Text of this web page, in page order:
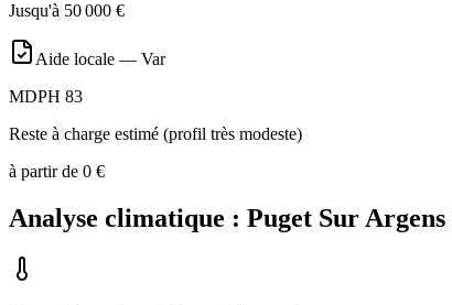
Jusqu'à 50 000 €
Aide locale — Var
MDPH 83
Reste à charge estimé (profil très modeste)
à partir de 0 €
Analyse climatique : Puget Sur Argens